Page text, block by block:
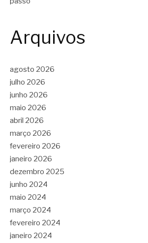
Arquivos
agosto 2026
julho 2026
junho 2026
maio 2026
abril 2026
março 2026
fevereiro 2026
janeiro 2026
dezembro 2025
junho 2024
maio 2024
março 2024
fevereiro 2024
janeiro 2024